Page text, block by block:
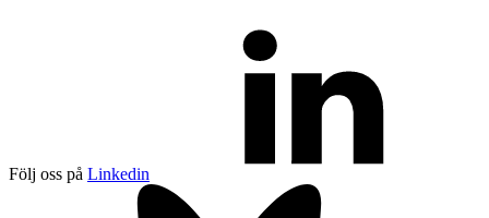
Följ oss på Linkedin